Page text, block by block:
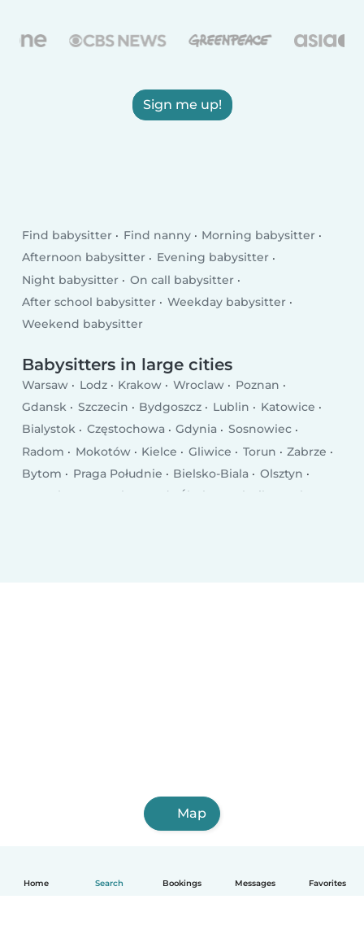
Home Search Bookings Messages Favorites
Sign me up!
Find babysitter Find nanny
Morning babysitter
Afternoon babysitter
Evening babysitter
Night babysitter
On call babysitter
After school babysitter
Weekday babysitter
Weekend babysitter
Babysitters in large cities
Warsaw Lodz Krakow Wroclaw
Poznan
Gdansk
Szczecin Bydgoszcz Lublin
Katowice
Bialystok
Częstochowa Gdynia
Sosnowiec
Radom
Mokotów Kielce Gliwice Torun
Zabrze
Bytom
Praga Południe Bielsko-Biala
Olsztyn
Rzeszów
Ursynów Ruda Śląska Rybnik
Wola
Map